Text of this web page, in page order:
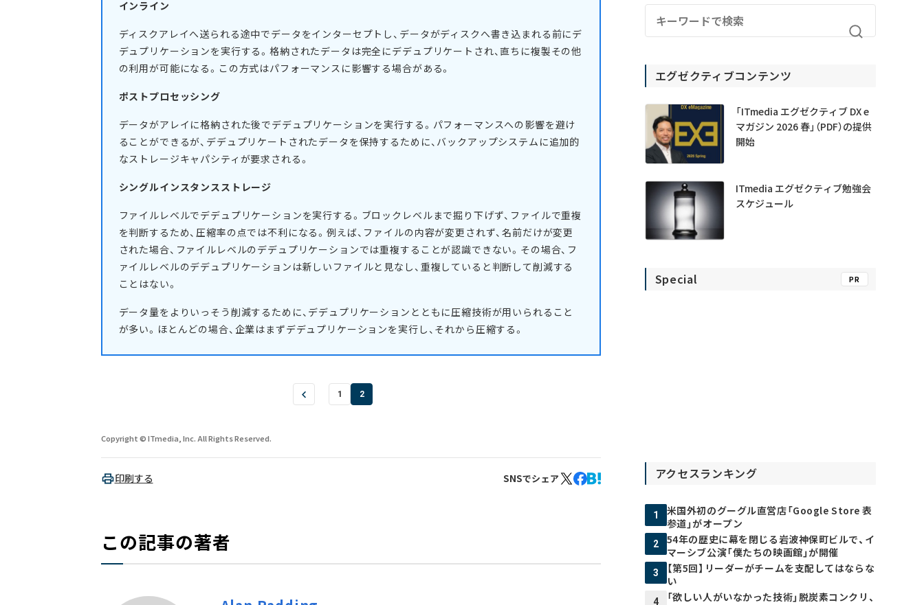
インライン
ディスクアレイへ送られる途中でデータをインターセプトし、データがディスクへ書き込まれる前にデ
デュプリケーションを実行する。格納されたデータは完全にデデュプリケートされ、直ちに複製その他
の利用が可能になる。この方式はパフォーマンスに影響する場合がある。
ポストプロセッシング
データがアレイに格納された後でデデュプリケーションを実行する。パフォーマンスへの影響を避け
ることができるが、デデュプリケートされたデータを保持するために、バックアップシステムに追加的
なストレージキャパシティが要求される。
シングルインスタンスストレージ
ファイルレベルでデデュプリケーションを実行する。ブロックレベルまで掘り下げず、ファイルで重複
を判断するため、圧縮率の点では不利になる。例えば、ファイルの内容が変更されず、名前だけが変更
された場合、ファイルレベルのデデュプリケーションでは重複することが認識できない。その場合、フ
ァイルレベルのデデュプリケーションは新しいファイルと見なし、重複していると判断して削減する
ことはない。
データ量をよりいっそう削減するために、デデュプリケーションとともに圧縮技術が用いられること
が多い。ほとんどの場合、企業はまずデデュプリケーションを実行し、それから圧縮する。
1 2
Copyright © ITmedia, Inc. All Rights Reserved.
印刷する SNSでシェア
この記事の著者
エグゼクティブコンテンツ
「ITmedia エグゼクティブ DX e
マガジン 2026 春」（PDF）の提供
開始
ITmedia エグゼクティブ勉強会
スケジュール
Special PR
アクセスランキング
1
米国外初のグーグル直営店「Google Store 表
参道」がオープン
2
54年の歴史に幕を閉じる岩波神保町ビルで、イ
マーシブ公演「僕たちの映画館」が開催
3
【第5回】リーダーがチームを支配してはならな
い
4
「欲しい人がいなかった技術」脱炭素コンクリ、